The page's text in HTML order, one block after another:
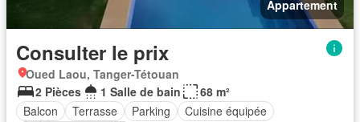
Appartement
Consulter le prix
Oued Laou, Tanger-Tétouan
2 Pièces
1 Salle de bain
68 m²
Balcon
Terrasse Parking
Cuisine équipée